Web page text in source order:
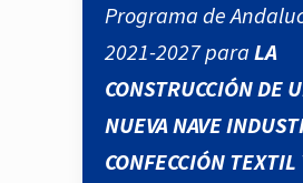
Programa de
2021-2027 para LA
CONSTRUCCIÓN DE
NUEVA NAVE
CONFECCIÓN TEXTIL